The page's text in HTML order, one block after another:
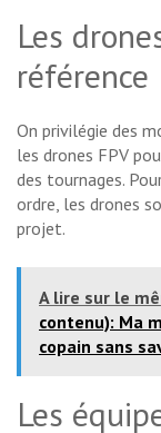
Les
référence
On privilégie des
les drones FPV
des tournages.
ordre, les drones
projet.
A lire sur le
contenu): Ma
copain sans
Les